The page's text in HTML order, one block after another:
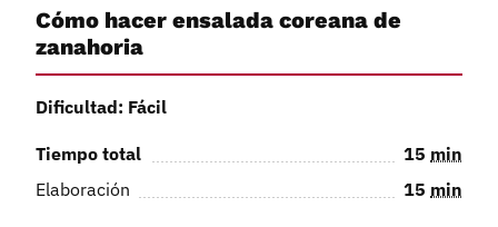
Cómo hacer ensalada coreana de
zanahoria
Dificultad: Fácil
Tiempo total 15 min
Elaboración
15 min